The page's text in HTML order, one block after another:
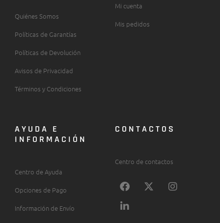
Quiénes Somos
Políticas de Garantías
Políticas de Devolución
Avisos de Privacidad
Términos y Condiciones
Mi cuenta
Mis pedidos
AYUDA E
INFORMACIÓN
Centro de Ayuda
Opciones de Pago
Información de Envío
CONTACTOS
Centro de contactos
F
a
e
X
-
I
n
L
i
k